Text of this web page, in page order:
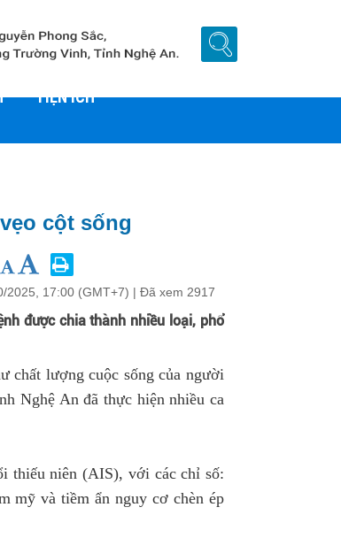
TIỆN ÍCH
cột sống
2025, 17:00 (GMT+7) | Đã xem 2917
được chia thành nhiều loại, phổ
chất lượng cuộc sống của người
Nghệ An đã thực hiện nhiều ca
thiếu niên (AIS), với các chỉ số:
mỹ và tiềm ẩn nguy cơ chèn ép